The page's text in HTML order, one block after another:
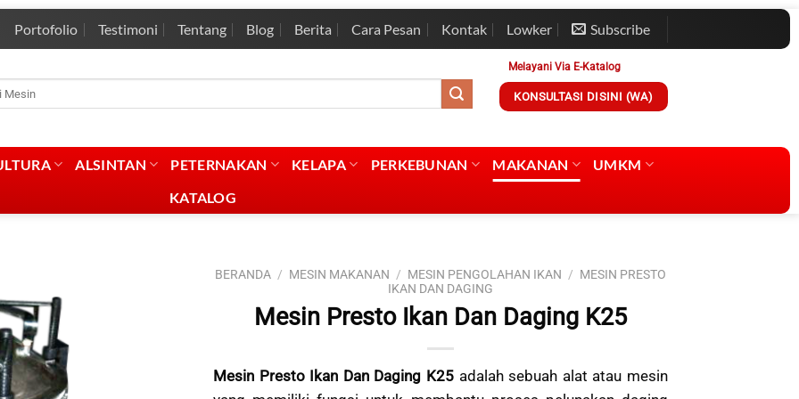
Portofolio Testimoni Tentang Blog Berita Cara Pesan Kontak Lowker Subscribe
Melayani Via E-Katalog
KONSULTASI DISINI (WA)
ALSINTAN PETERNAKAN KELAPA PERKEBUNAN MAKANAN
UMKM
KATALOG
BERANDA / MESIN MAKANAN / MESIN PENGOLAHAN IKAN / MESIN PRESTO
IKAN DAN DAGING
Mesin Presto Ikan Dan Daging K25
Mesin Presto Ikan Dan Daging K25 adalah sebuah alat atau mesin